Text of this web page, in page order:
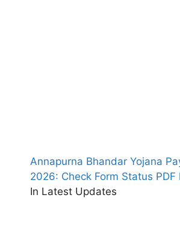
Annapurna Bhandar Yojana
2026: Check Form Status PDF
In Latest Updates